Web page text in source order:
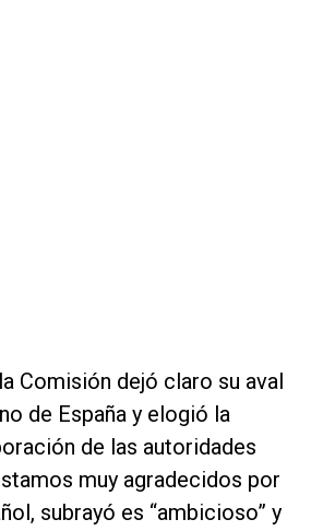
Comisión dejó claro su aval
de España y elogió la
de las autoridades
muy agradecidos por
subrayó es “ambicioso” y